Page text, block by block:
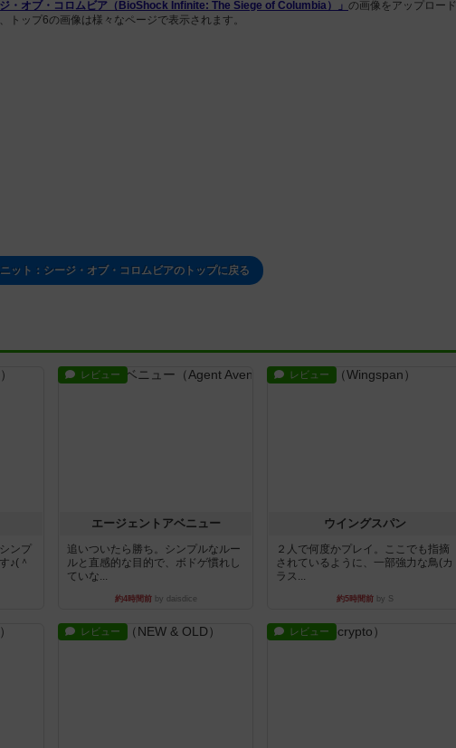
・オブ・コロムビア（BioShock Infinite: The Siege of Columbia）」 の画像をアップロード
ップ6の画像は様々なページで表示されます。
ット：シージ・オブ・コロムビアのトップに戻る
ンプ
♪(＾
レビュー
エージェントアベニュー
追いついたら勝ち。シンプルなルー
ルと直感的な目的で、ボドゲ慣れし
ていな...
約4時間前by daisdice
レビュー
ウイングスパン
２人で何度かプレイ。ここでも指摘
されているように、一部強力な鳥(カ
ラス...
約5時間前by S
レビュー レビュー